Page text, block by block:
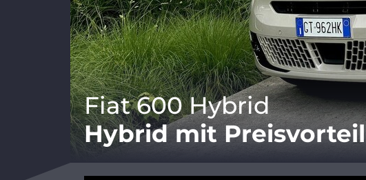
Fiat 600 Hybrid
Hybrid mit Preisvorteil